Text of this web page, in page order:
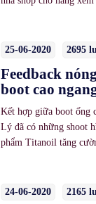
25-06-2020 2695
Feedback
boot cao
Kết hợp giữa boot ống
Lý đã có những shoot
phẩm Titanoil tăng
24-06-2020 2165